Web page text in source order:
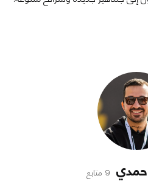
حمدي 9 متابع